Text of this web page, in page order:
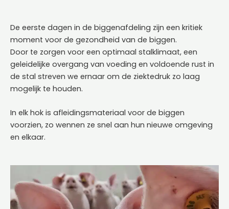
De eerste dagen in de biggenafdeling zijn een kritiek
moment voor de gezondheid van de biggen.
Door te zorgen voor een optimaal stalklimaat, een
geleidelijke overgang van voeding en voldoende rust in
de stal streven we ernaar om de ziektedruk zo laag
mogelijk te houden.
In elk hok is afleidingsmateriaal voor de biggen
voorzien, zo wennen ze snel aan hun nieuwe omgeving
en elkaar.